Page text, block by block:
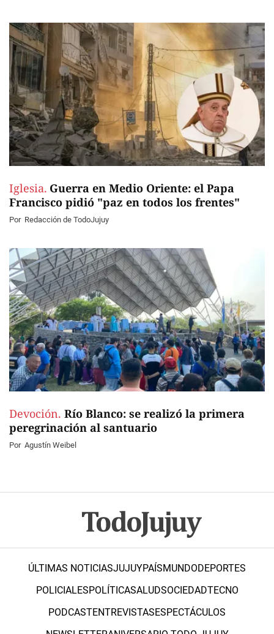
Iglesia. Guerra en Medio Oriente: el Papa
Francisco pidió "paz en todos los frentes"
Por Redacción de TodoJujuy
Devoción. Río Blanco: se realizó la primera
peregrinación al santuario
Por Agustín Weibel
ÚLTIMAS NOTICIASJUJUYPAÍSMUNDODEPORTES
POLICIALESPOLÍTICASALUDSOCIEDADTECNO
PODCASTENTREVISTASESPECTÁCULOS